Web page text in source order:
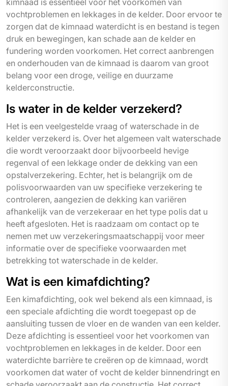
kimnaad is essentieel voor het voorkomen van
vochtproblemen en lekkages in de kelder. Door ervoor te
zorgen dat de kimnaad waterdicht is en bestand is tegen
druk en bewegingen, kan schade aan de kelder en
fundering worden voorkomen. Het correct aanbrengen
en onderhouden van de kimnaad is daarom van groot
belang voor een droge, veilige en duurzame
kelderconstructie.
Is water in de kelder verzekerd?
Het is een veelgestelde vraag of waterschade in de
kelder verzekerd is. Over het algemeen valt waterschade
die wordt veroorzaakt door bijvoorbeeld hevige
regenval of een lekkage onder de dekking van een
opstalverzekering. Echter, het is belangrijk om de
polisvoorwaarden van uw specifieke verzekering te
controleren, aangezien de dekking kan variëren
afhankelijk van de verzekeraar en het type polis dat u
heeft afgesloten. Het is raadzaam om contact op te
nemen met uw verzekeringsmaatschappij voor meer
informatie over de specifieke voorwaarden met
betrekking tot waterschade in de kelder.
Wat is een kimafdichting?
Een kimafdichting, ook wel bekend als een kimnaad, is
een speciale afdichting die wordt toegepast op de
aansluiting tussen de vloer en de wanden van een kelder.
Deze afdichting is essentieel voor het voorkomen van
vochtproblemen en lekkages in de kelder. Door een
waterdichte barrière te creëren op de kimnaad, wordt
voorkomen dat water of vocht de kelder binnendringt en